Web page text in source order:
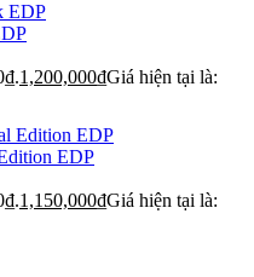
1,200,000₫Giá hiện tại là:
EDP
1,150,000₫Giá hiện tại là: